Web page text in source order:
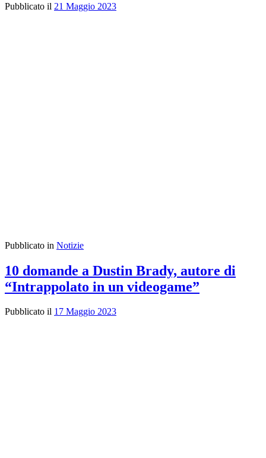
Pubblicato il 21 Maggio 2023
Pubblicato in Notizie
10 domande a Dustin Brady, autore di
“Intrappolato in un videogame”
Pubblicato il 17 Maggio 2023